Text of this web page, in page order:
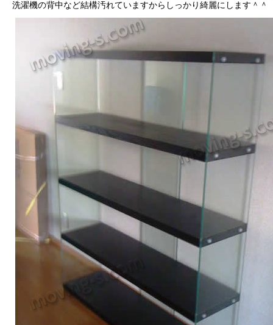
洗濯機の背中など結構汚れていますからしっかり綺麗にします＾＾